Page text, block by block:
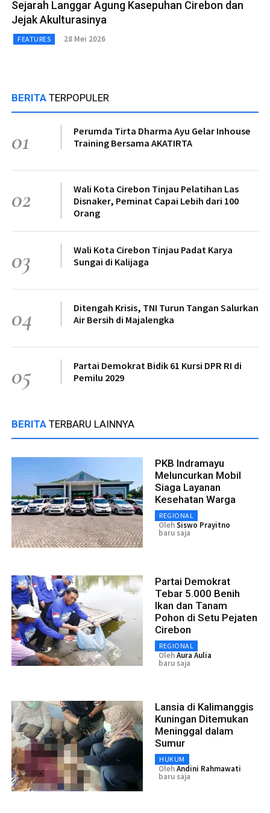
Sejarah Langgar Agung Kasepuhan Cirebon dan
Jejak Akulturasinya
FEATURES 28 Mei 2026
BERITA TERPOPULER
01
Perumda Tirta Dharma Ayu Gelar Inhouse
Training Bersama AKATIRTA
02
Wali Kota Cirebon Tinjau Pelatihan Las
Disnaker, Peminat Capai Lebih dari 100
Orang
03
Wali Kota Cirebon Tinjau Padat Karya
Sungai di Kalijaga
04
Ditengah Krisis, TNI Turun Tangan Salurkan
Air Bersih di Majalengka
05
Partai Demokrat Bidik 61 Kursi DPR RI di
Pemilu 2029
BERITA TERBARU LAINNYA
PKB Indramayu
Meluncurkan Mobil
Siaga Layanan
Kesehatan Warga
REGIONAL
OlehSiswo Prayitno
baru saja
Partai Demokrat
Tebar 5.000 Benih
Ikan dan Tanam
Pohon di Setu Pejaten
Cirebon
REGIONAL
OlehAura Aulia
baru saja
Lansia di Kalimanggis
Kuningan Ditemukan
Meninggal dalam
Sumur
HUKUM
OlehAndini Rahmawati
baru saja